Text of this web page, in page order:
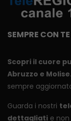
SEMPRE CON TE
Scopri il cuore
Abruzzo e Molise.
sempre
Guarda i nostri
dettagliati e